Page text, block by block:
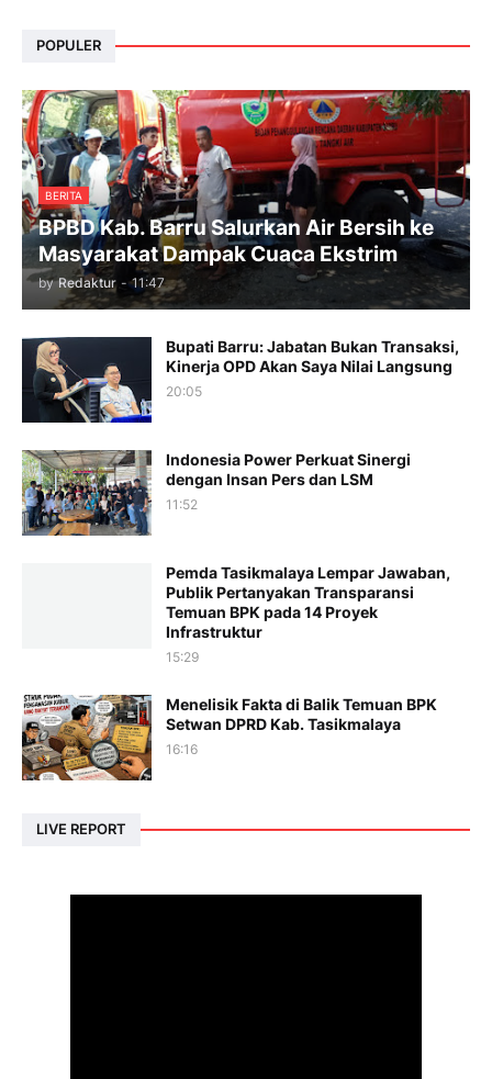
POPULER
BERITA
BPBD Kab. Barru Salurkan Air Bersih ke
Masyarakat Dampak Cuaca Ekstrim
by Redaktur - 11:47
Bupati Barru: Jabatan Bukan Transaksi,
Kinerja OPD Akan Saya Nilai Langsung
20:05
Indonesia Power Perkuat Sinergi
dengan Insan Pers dan LSM
11:52
Pemda Tasikmalaya Lempar Jawaban,
Publik Pertanyakan Transparansi
Temuan BPK pada 14 Proyek
Infrastruktur
15:29
Menelisik Fakta di Balik Temuan BPK
Setwan DPRD Kab. Tasikmalaya
16:16
LIVE REPORT